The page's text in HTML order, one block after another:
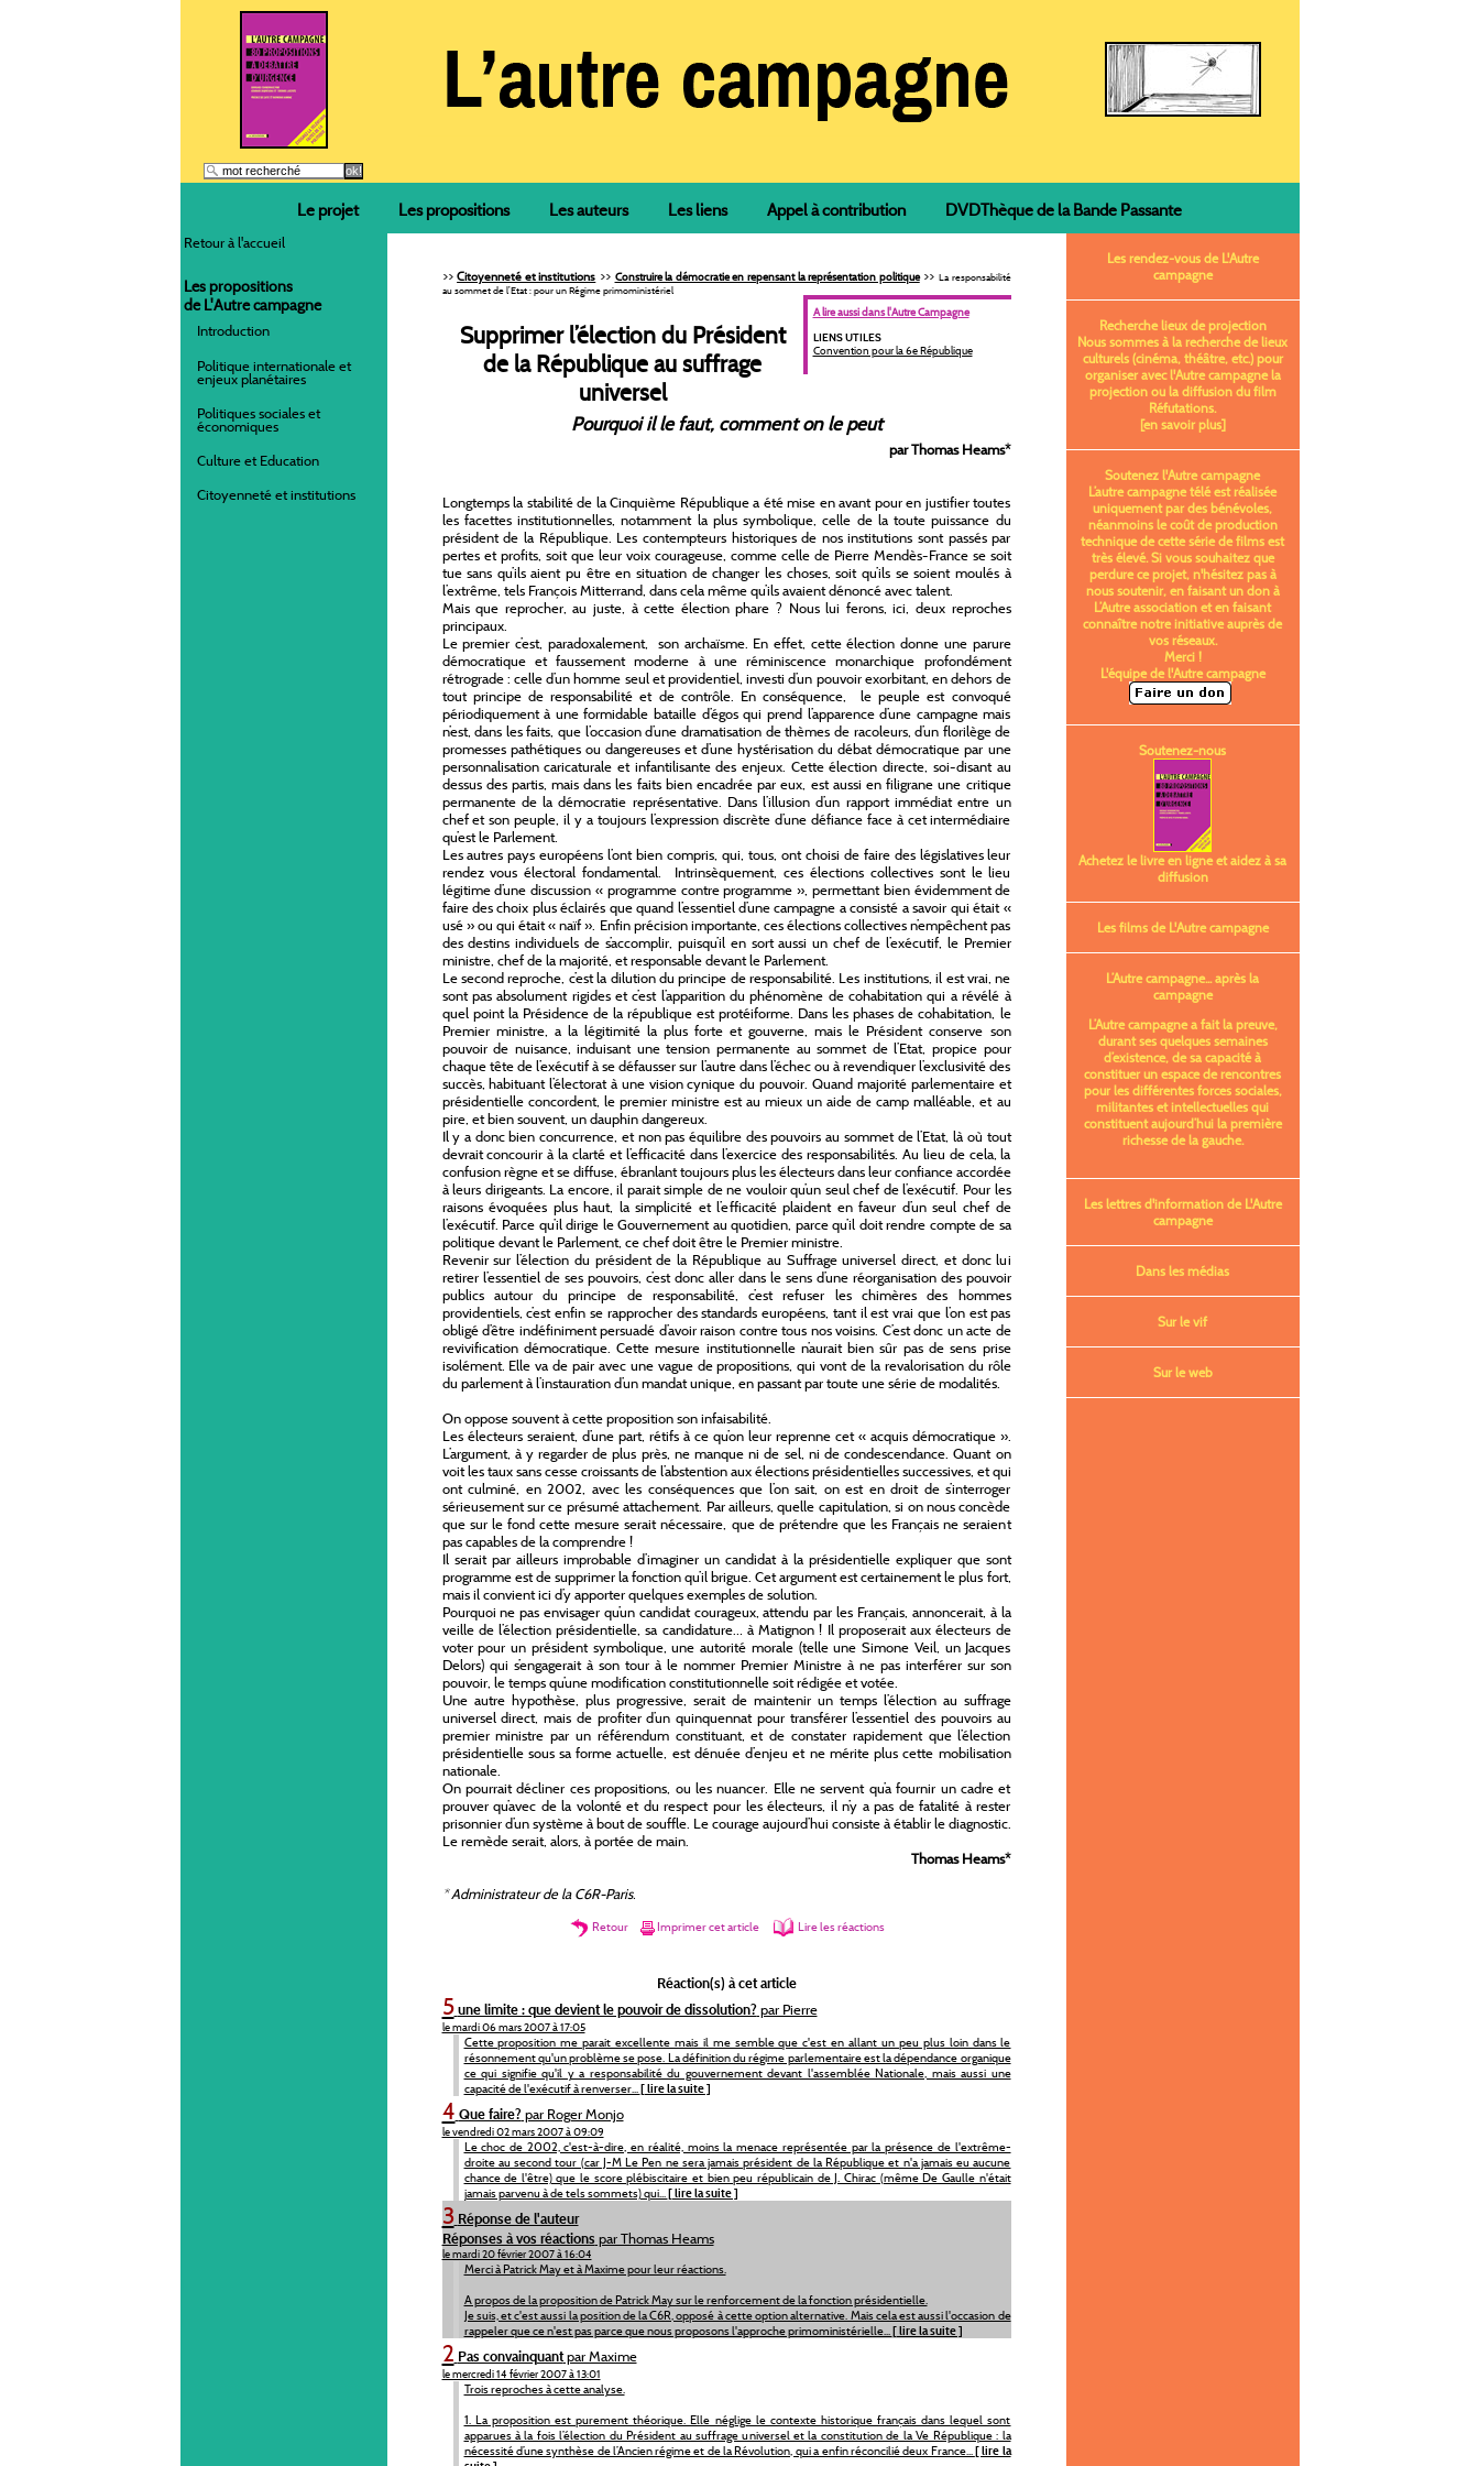
Le projet Les propositions Les auteurs Les liens Appel à contribution DVDThèque de la Bande Passante
Retour à l'accueil
Les propositions
de L'Autre campagne
Introduction
Politique internationale et
enjeux planétaires
Politiques sociales et
économiques
Culture et Education
Citoyenneté et institutions
>>Citoyenneté et institutions >> Construire la démocratie en repensant la représentation politique>> La responsabilité
au sommet de l’Etat : pour un Régime primoministériel
A lire aussi dans l'Autre Campagne
LIENS UTILES
Convention pour la 6e République
Supprimer l’élection du Président
de la République au suffrage
universel
Pourquoi il le faut, comment on le peut
par Thomas Heams*
Longtemps la stabilité de la Cinquième République a été mise en avant pour en justifier toutes
les facettes institutionnelles, notamment la plus symbolique, celle de la toute puissance du
président de la République. Les contempteurs historiques de nos institutions sont passés par
pertes et profits, soit que leur voix courageuse, comme celle de Pierre Mendès-France se soit
tue sans qu’ils aient pu être en situation de changer les choses, soit qu’ils se soient moulés à
l’extrême, tels François Mitterrand, dans cela même qu’ils avaient dénoncé avec talent.
Mais que reprocher, au juste, à cette élection phare ? Nous lui ferons, ici, deux reproches
principaux.
Le premier c’est, paradoxalement, son archaïsme. En effet, cette élection donne une parure
démocratique et faussement moderne à une réminiscence monarchique profondément
rétrograde : celle d’un homme seul et providentiel, investi d’un pouvoir exorbitant, en dehors de
tout principe de responsabilité et de contrôle. En conséquence, le peuple est convoqué
périodiquement à une formidable bataille d’égos qui prend l’apparence d’une campagne mais
n’est, dans les faits, que l’occasion d’une dramatisation de thèmes de racoleurs, d’un florilège de
promesses pathétiques ou dangereuses et d’une hystérisation du débat démocratique par une
personnalisation caricaturale et infantilisante des enjeux. Cette élection directe, soi-disant au
dessus des partis, mais dans les faits bien encadrée par eux, est aussi en filigrane une critique
permanente de la démocratie représentative. Dans l’illusion d’un rapport immédiat entre un
chef et son peuple, il y a toujours l’expression discrète d’une défiance face à cet intermédiaire
qu’est le Parlement.
Les autres pays européens l’ont bien compris, qui, tous, ont choisi de faire des législatives leur
rendez vous électoral fondamental. Intrinsèquement, ces élections collectives sont le lieu
légitime d’une discussion « programme contre programme », permettant bien évidemment de
faire des choix plus éclairés que quand l’essentiel d’une campagne a consisté a savoir qui était «
usé » ou qui était « naïf ». Enfin précision importante, ces élections collectives n’empêchent pas
des destins individuels de s’accomplir, puisqu’il en sort aussi un chef de l’exécutif, le Premier
ministre, chef de la majorité, et responsable devant le Parlement.
Le second reproche, c’est la dilution du principe de responsabilité. Les institutions, il est vrai, ne
sont pas absolument rigides et c’est l’apparition du phénomène de cohabitation qui a révélé à
quel point la Présidence de la république est protéiforme. Dans les phases de cohabitation, le
Premier ministre, a la légitimité la plus forte et gouverne, mais le Président conserve son
pouvoir de nuisance, induisant une tension permanente au sommet de l’Etat, propice pour
chaque tête de l’exécutif à se défausser sur l’autre dans l’échec ou à revendiquer l’exclusivité des
succès, habituant l’électorat à une vision cynique du pouvoir. Quand majorité parlementaire et
présidentielle concordent, le premier ministre est au mieux un aide de camp malléable, et au
pire, et bien souvent, un dauphin dangereux.
Il y a donc bien concurrence, et non pas équilibre des pouvoirs au sommet de l’Etat, là où tout
devrait concourir à la clarté et l’efficacité dans l’exercice des responsabilités. Au lieu de cela, la
confusion règne et se diffuse, ébranlant toujours plus les électeurs dans leur confiance accordée
à leurs dirigeants. La encore, il parait simple de ne vouloir qu’un seul chef de l’exécutif. Pour les
raisons évoquées plus haut, la simplicité et l’efficacité plaident en faveur d’un seul chef de
l’exécutif. Parce qu’il dirige le Gouvernement au quotidien, parce qu’il doit rendre compte de sa
politique devant le Parlement, ce chef doit être le Premier ministre.
Revenir sur l’élection du président de la République au Suffrage universel direct, et donc lui
retirer l’essentiel de ses pouvoirs, c’est donc aller dans le sens d’une réorganisation des pouvoir
publics autour du principe de responsabilité, c’est refuser les chimères des hommes
providentiels, c’est enfin se rapprocher des standards européens, tant il est vrai que l’on est pas
obligé d’être indéfiniment persuadé d’avoir raison contre tous nos voisins. C’est donc un acte de
revivification démocratique. Cette mesure institutionnelle n’aurait bien sûr pas de sens prise
isolément. Elle va de pair avec une vague de propositions, qui vont de la revalorisation du rôle
du parlement à l’instauration d’un mandat unique, en passant par toute une série de modalités.
On oppose souvent à cette proposition son infaisabilité.
Les électeurs seraient, d’une part, rétifs à ce qu’on leur reprenne cet « acquis démocratique ».
L’argument, à y regarder de plus près, ne manque ni de sel, ni de condescendance. Quant on
voit les taux sans cesse croissants de l’abstention aux élections présidentielles successives, et qui
ont culminé, en 2002, avec les conséquences que l’on sait, on est en droit de s’interroger
sérieusement sur ce présumé attachement. Par ailleurs, quelle capitulation, si on nous concède
que sur le fond cette mesure serait nécessaire, que de prétendre que les Français ne seraient
pas capables de la comprendre !
Il serait par ailleurs improbable d’imaginer un candidat à la présidentielle expliquer que sont
programme est de supprimer la fonction qu’il brigue. Cet argument est certainement le plus fort,
mais il convient ici d’y apporter quelques exemples de solution.
Pourquoi ne pas envisager qu’un candidat courageux, attendu par les Français, annoncerait, à la
veille de l’élection présidentielle, sa candidature… à Matignon ! Il proposerait aux électeurs de
voter pour un président symbolique, une autorité morale (telle une Simone Veil, un Jacques
Delors) qui s’engagerait à son tour à le nommer Premier Ministre à ne pas interférer sur son
pouvoir, le temps qu’une modification constitutionnelle soit rédigée et votée.
Une autre hypothèse, plus progressive, serait de maintenir un temps l’élection au suffrage
universel direct, mais de profiter d’un quinquennat pour transférer l’essentiel des pouvoirs au
premier ministre par un référendum constituant, et de constater rapidement que l’élection
présidentielle sous sa forme actuelle, est dénuée d’enjeu et ne mérite plus cette mobilisation
nationale.
On pourrait décliner ces propositions, ou les nuancer. Elle ne servent qu’a fournir un cadre et
prouver qu’avec de la volonté et du respect pour les électeurs, il n’y a pas de fatalité à rester
prisonnier d’un système à bout de souffle. Le courage aujourd’hui consiste à établir le diagnostic.
Le remède serait, alors, à portée de main.
Thomas Heams*
*Administrateur de la C6R-Paris.
Retour Imprimer cet article Lire les réactions
Réaction(s) à cet article
5 une limite : que devient le pouvoir de dissolution?par Pierre
le mardi 06 mars 2007 à 17:05
Cette proposition me parait excellente mais il me semble que c'est en allant un peu plus loin dans le
résonnement qu'un problème se pose. La définition du régime parlementaire est la dépendance organique
ce qui signifie qu'il y a responsabilité du gouvernement devant l'assemblée Nationale, mais aussi une
capacité de l'exécutif à renverser...[ lire la suite ]
4 Que faire?par Roger Monjo
le vendredi 02 mars 2007 à 09:09
Le choc de 2002, c'est-à-dire, en réalité, moins la menace représentée par la présence de l'extrême-
droite au second tour (car J-M Le Pen ne sera jamais président de la République et n'a jamais eu aucune
chance de l'être) que le score plébiscitaire et bien peu républicain de J. Chirac (même De Gaulle n'était
jamais parvenu à de tels sommets) qui...[ lire la suite ]
3 Réponse de l'auteur
Réponses à vos réactions par Thomas Heams
le mardi 20 février 2007 à 16:04
Merci à Patrick May et à Maxime pour leur réactions.
A propos de la proposition de Patrick May sur le renforcement de la fonction présidentielle.
Je suis, et c'est aussi la position de la C6R, opposé à cette option alternative. Mais cela est aussi l'occasion de
rappeler que ce n'est pas parce que nous proposons l'approche primoministérielle...[ lire la suite ]
2 Pas convainquantpar Maxime
le mercredi 14 février 2007 à 13:01
Trois reproches à cette analyse.
1. La proposition est purement théorique. Elle néglige le contexte historique français dans lequel sont
apparues à la fois l’élection du Président au suffrage universel et la constitution de la Ve République : la
nécessité d’une synthèse de l’Ancien régime et de la Révolution, qui a enfin réconcilié deux France...[ lire la
Les rendez-vous de L'Autre
campagne
Recherche lieux de projection
Nous sommes à la recherche de lieux
culturels (cinéma, théâtre, etc.) pour
organiser avec l'Autre campagne la
projection ou la diffusion du film
Réfutations.
[en savoir plus]
Soutenez l'Autre campagne
L’autre campagne télé est réalisée
uniquement par des bénévoles,
néanmoins le coût de production
technique de cette série de films est
très élevé. Si vous souhaitez que
perdure ce projet, n'hésitez pas à
nous soutenir, en faisant un don à
L’Autre association et en faisant
connaître notre initiative auprès de
vos réseaux.
Merci !
L'équipe de l'Autre campagne
Soutenez-nous
Achetez le livre en ligne et aidez à sa
diffusion
Les films de L'Autre campagne
L’Autre campagne... après la
campagne
L’Autre campagne a fait la preuve,
durant ses quelques semaines
d’existence, de sa capacité à
constituer un espace de rencontres
pour les différentes forces sociales,
militantes et intellectuelles qui
constituent aujourd’hui la première
richesse de la gauche.
Les lettres d'information de L'Autre
campagne
Dans les médias
Sur le vif
Sur le web